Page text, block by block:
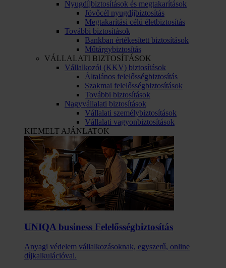
Nyugdíjbiztosítások és megtakarítások
Jövőcél nyugdíjbiztosítás
Megtakarítási célú életbiztosítás
További biztosítások
Bankban értékesített biztosítások
Műtárgybiztosítás
VÁLLALATI BIZTOSÍTÁSOK
Vállalkozói (KKV) biztosítások
Általános felelősségbiztosítás
Szakmai felelősségbiztosítások
További biztosítások
Nagyvállalati biztosítások
Vállalati személybiztosítások
Vállalati vagyonbiztosítások
KIEMELT AJÁNLATOK
UNIQA business Felelősség­biztosítás
Anyagi védelem vállalkozásoknak, egyszerű, online
díjkalkulációval.